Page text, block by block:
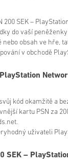
SEK –
do vaší
nebo obsah ve hře,
v obchodě
kód okamžitě a
kartu PSN za
uživateli
SEK –